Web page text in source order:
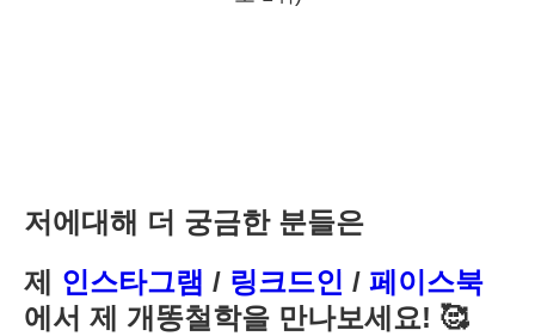
저에대해 더 궁금한 분들은
제 인스타그램 / 링크드인 / 페이스북
에서 제 개똥철학을 만나보세요! 🥰